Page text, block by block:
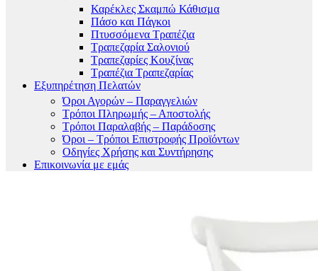
Καρέκλες Σκαμπώ Κάθισμα
Πάσο και Πάγκοι
Πτυσσόμενα Τραπέζια
Τραπεζαρία Σαλονιού
Τραπεζαρίες Κουζίνας
Τραπέζια Τραπεζαρίας
Εξυπηρέτηση Πελατών
Όροι Αγορών – Παραγγελιών
Τρόποι Πληρωμής – Αποστολής
Τρόποι Παραλαβής – Παράδοσης
Όροι – Τρόποι Επιστροφής Προϊόντων
Οδηγίες Χρήσης και Συντήρησης
Επικοινωνία με εμάς